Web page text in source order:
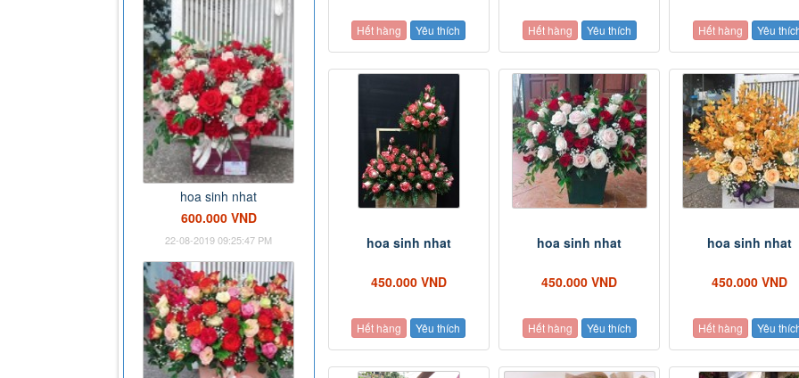
Hết hàng Yêu thích Hết hàng Yêu thích Hết hàng Yêu
hoa sinh nhat
450.000 VND
Hết hàng Yêu thích
hoa sinh nhat
450.000 VND
Hết hàng Yêu thích
hoa sinh nhat
450.000 VND
Hết hàng Yêu
hoa sinh nhat
600.000 VND
22-08-2019 09:25:47 PM